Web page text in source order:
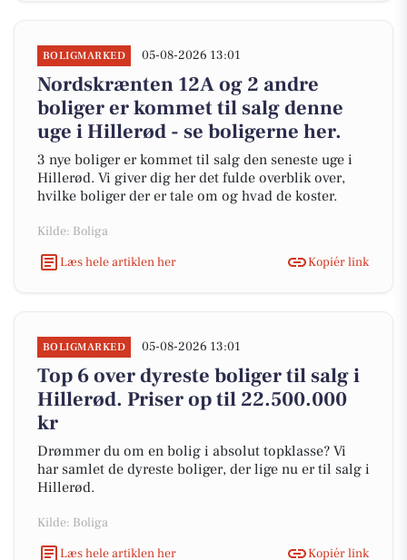
BOLIGMARKED 05-08-2026 13:01
Nordskrænten 12A og 2 andre
boliger er kommet til salg denne
uge i Hillerød - se boligerne her.
3 nye boliger er kommet til salg den seneste uge i
Hillerød. Vi giver dig her det fulde overblik over,
hvilke boliger der er tale om og hvad de koster.
Kilde: Boliga
Læs hele artiklen her
Kopiér link
BOLIGMARKED 05-08-2026 13:01
Top 6 over dyreste boliger til salg i
Hillerød. Priser op til 22.500.000
kr
Drømmer du om en bolig i absolut topklasse? Vi
har samlet de dyreste boliger, der lige nu er til salg i
Hillerød.
Kilde: Boliga
Læs hele artiklen her
Kopiér link